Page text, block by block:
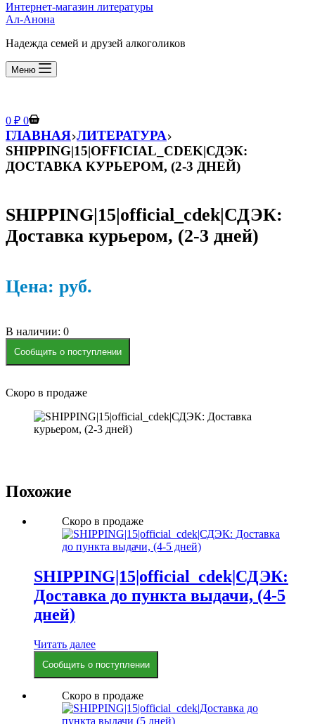
Интернет-магазин литературы
Ал-Анона
Надежда семей и друзей алкоголиков
Меню
Корзина
0 ₽ 0
ГЛАВНАЯ ЛИТЕРАТУРА
SHIPPING|15|OFFICIAL_CDEK|СДЭК:
ДОСТАВКА КУРЬЕРОМ, (2-3 ДНЕЙ)
Скоро в продаже
SHIPPING|15|official_cdek|СДЭК:
Доставка курьером, (2-3 дней)
Цена: руб.
В наличии: 0
Сообщить о поступлении
Похожие
Скоро в продаже
SHIPPING|15|official_cdek|СДЭК:
Доставка до пункта выдачи, (4-5
дней)
Читать далее
Сообщить о поступлении
Скоро в продаже